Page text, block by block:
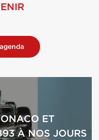
ET
À NOS JOURS